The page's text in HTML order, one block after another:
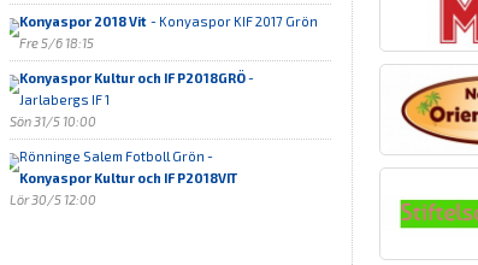
Konyaspor 2018 Vit - Konyaspor KIF 2017 Grön
Fre 5/6 18:15
Konyaspor Kultur och IF P2018GRÖ-
Jarlabergs IF 1
Sön 31/5 10:00
Rönninge Salem Fotboll Grön -
Konyaspor Kultur och IF P2018VIT
Lör 30/5 12:00